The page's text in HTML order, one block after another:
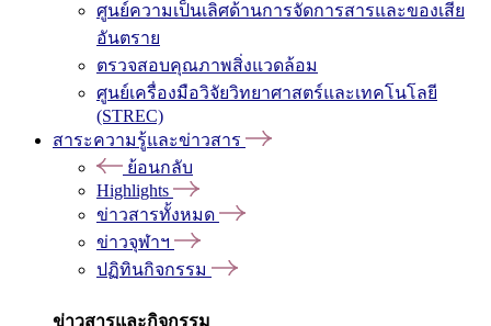
ศูนย์ความเป็นเลิศด้านการจัดการสารและของเสีย
อันตราย
ตรวจสอบคุณภาพสิ่งแวดล้อม
ศูนย์เครื่องมือวิจัยวิทยาศาสตร์และเทคโนโลยี
(STREC)
สาระความรู้และข่าวสาร
ย้อนกลับ
Highlights
ข่าวสารทั้งหมด
ข่าวจุฬาฯ
ปฏิทินกิจกรรม
ข่าวสารและกิจกรรม